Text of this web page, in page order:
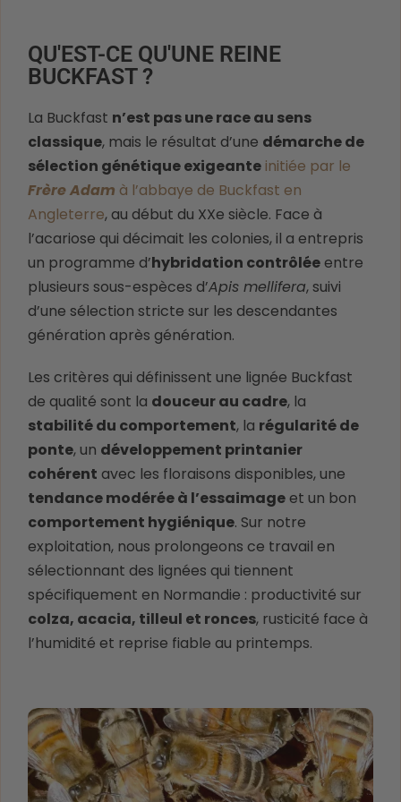
QU'EST-CE QU'UNE REINE
BUCKFAST ?
La Buckfast n’est pas une race au sens
classique, mais le résultat d’une démarche de
sélection génétique exigeante initiée par le
Frère Adam à l’abbaye de Buckfast en
Angleterre, au début du XXe siècle. Face à
l’acariose qui décimait les colonies, il a entrepris
un programme d’hybridation contrôléeentre
plusieurs sous-espèces d’Apis mellifera, suivi
d’une sélection stricte sur les descendantes
génération après génération.
Les critères qui définissent une lignée Buckfast
de qualité sont la douceur au cadre, la
stabilité du comportement, la régularité de
ponte, un développement printanier
cohérent avec les floraisons disponibles, une
tendance modérée à l’essaimageet un bon
comportement hygiénique. Sur notre
exploitation, nous prolongeons ce travail en
sélectionnant des lignées qui tiennent
spécifiquement en Normandie : productivité sur
colza, acacia, tilleul et ronces, rusticité face à
l’humidité et reprise fiable au printemps.